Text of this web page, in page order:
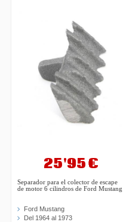
25'95 €
Separador para el colector de escape
de motor 6 cilindros de Ford Mustang
Ford Mustang
Del 1964 al 1973